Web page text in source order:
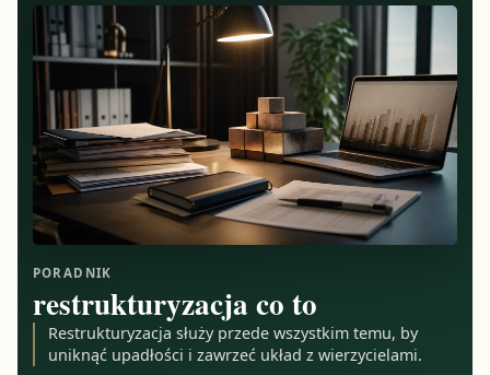
PORADNIK
restrukturyzacja co to
Restrukturyzacja służy przede wszystkim temu, by
uniknąć upadłości i zawrzeć układ z wierzycielami.